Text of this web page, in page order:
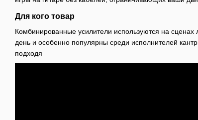
Для кого товар
Комбинированные усилители используются на
день и особенно популярны среди исполнителей
подходя